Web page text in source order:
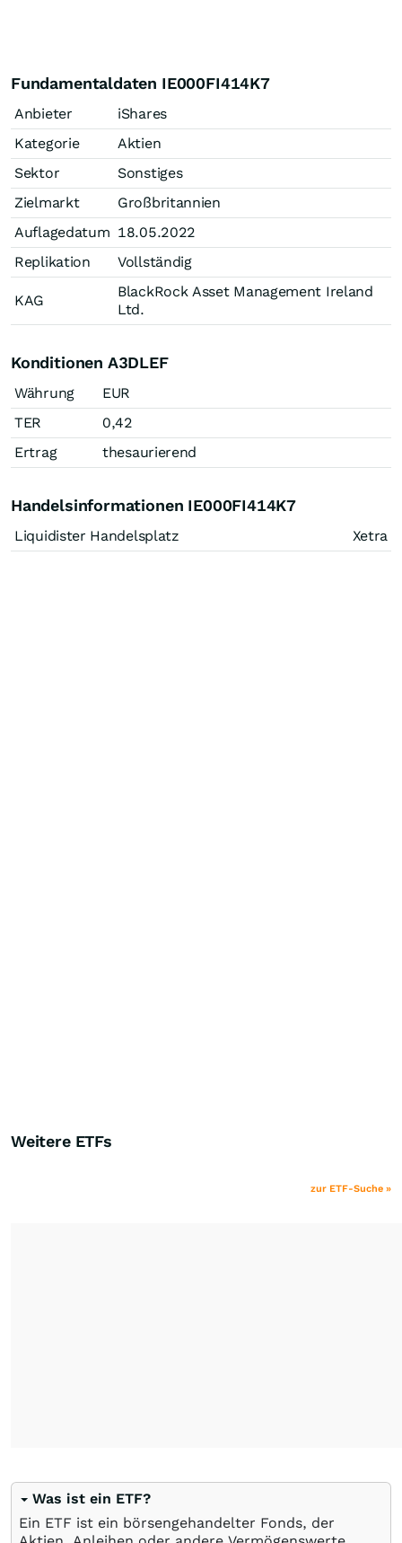
Fundamentaldaten IE000FI414K7
Anbieter
iShares
Kategorie
Aktien
Sektor
Sonstiges
Zielmarkt
Großbritannien
Auflagedatum 18.05.2022
Replikation
Vollständig
KAG
BlackRock Asset Management Ireland
Ltd.
Konditionen A3DLEF
Währung
EUR
TER
0,42
Ertrag
thesaurierend
Handelsinformationen IE000FI414K7
Liquidister Handelsplatz Xetra
Weitere ETFs
zur ETF-Suche »
Was ist ein ETF?
Ein ETF ist ein börsengehandelter Fonds, der